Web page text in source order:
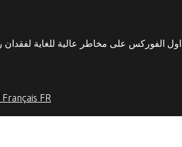
Français FR